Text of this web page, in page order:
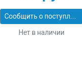
Сообщить о поступлении
Нет в наличии